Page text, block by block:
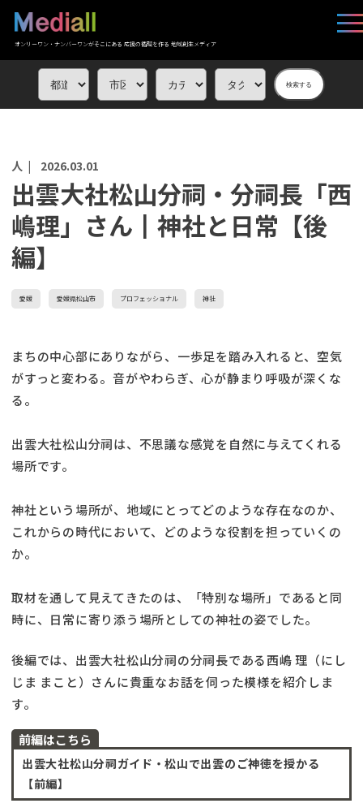
オンリーワン・ナンバーワンがそこにある 応援の循環を作る 地域創生メディア
検索する
人 | 2026.03.01
出雲大社松山分祠・分祠長「西
嶋理」さん┃神社と日常【後
編】
愛媛 愛媛県松山市 プロフェッショナル 神社
まちの中心部にありながら、一歩足を踏み入れると、空気
がすっと変わる。音がやわらぎ、心が静まり呼吸が深くな
る。
出雲大社松山分祠は、不思議な感覚を自然に与えてくれる
場所です。
神社という場所が、地域にとってどのような存在なのか、
これからの時代において、どのような役割を担っていくの
か。
取材を通して見えてきたのは、「特別な場所」であると同
時に、日常に寄り添う場所としての神社の姿でした。
後編では、出雲大社松山分祠の分祠長である西嶋 理（にし
じま まこと）さんに貴重なお話を伺った模様を紹介しま
す。
前編はこちら
出雲大社松山分祠ガイド・松山で出雲のご神徳を授かる
【前編】